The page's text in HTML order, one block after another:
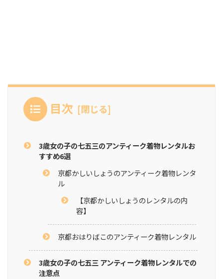
目次
3歳女の子の七五三のアンティーク着物レンタルお
すすめ6選
京都かしいしょうのアンティーク着物レンタ
ル
【京都かしいしょうのレンタルの内
容】
京都おはりばこのアンティーク着物レンタル
3歳女の子の七五三 アンティーク着物レンタルでの
注意点